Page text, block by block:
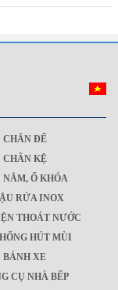
CHÂN ĐẾ
CHÂN KỆ
NẮM, Ổ KHÓA
RỬA INOX
THOÁT NƯỚC
HÚT MÙI
BÁNH XE
CỤ NHÀ BẾP